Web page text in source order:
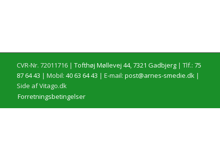
CVR-Nr. 72011716 | Tofthøj Møllevej 44, 7321 Gadbjerg| Tlf.: 75
87 64 43 | Mobil: 40 63 64 43 | E-mail: post@arnes-smedie.dk|
Side af Vitago.dk
Forretningsbetingelser